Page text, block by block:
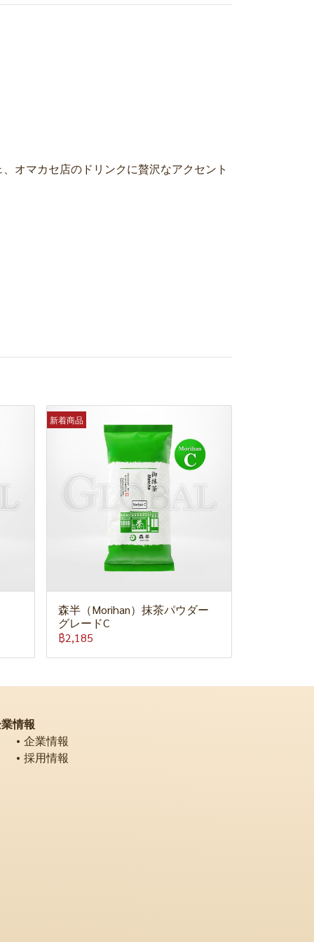
オマカセ店のドリンクに贅沢なアクセント
新着商品
森半（Morihan）抹茶パウダー
グレードC
฿2,185
情報
企業情報
採用情報